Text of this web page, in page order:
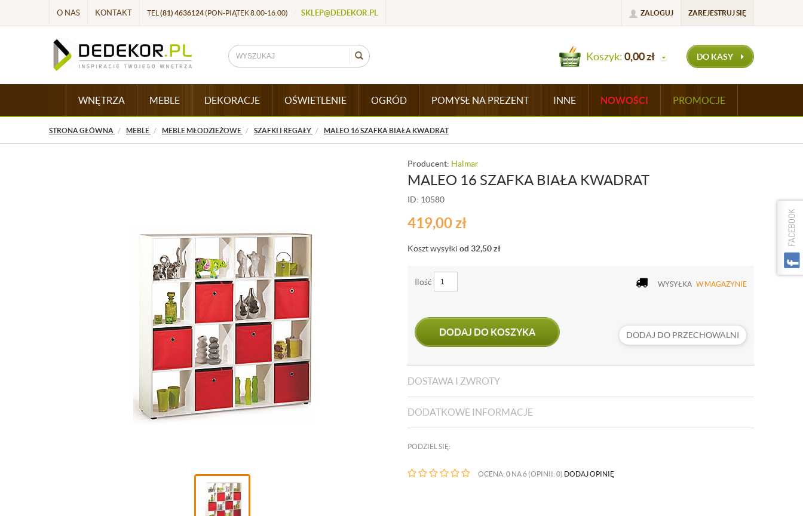
O NAS KONTAKT TEL (81) 4636124(PON-PIĄTEK 8.00-16.00) SKLEP@DEDEKOR.PL ZALOGUJ ZAREJESTRUJ SIĘ
Koszyk:0,00zł DO KASY
WNĘTRZA MEBLE DEKORACJE OŚWIETLENIE OGRÓD POMYSŁ NA PREZENT INNE NOWOŚCI PROMOCJE
STRONA GŁÓWNA MEBLE MEBLE MŁODZIEŻOWE SZAFKI I REGAŁY MALEO 16 SZAFKA BIAŁA KWADRAT
Producent: Halmar
MALEO 16 SZAFKA BIAŁA KWADRAT
ID: 10580
419,00zł
Koszt wysyłki od 32,50zł
Ilość WYSYŁKA W MAGAZYNIE
DODAJ DO KOSZYKA DODAJ DO PRZECHOWALNI
DOSTAWA I ZWROTY
DODATKOWE INFORMACJE
PODZIEL SIĘ:
OCENA: 0 NA 6 (OPINII: 0) DODAJ OPINIĘ